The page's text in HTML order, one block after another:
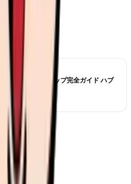
護師のキャリアアップ完全ガイド ハブ
定 / 役職 / 異業種
継続